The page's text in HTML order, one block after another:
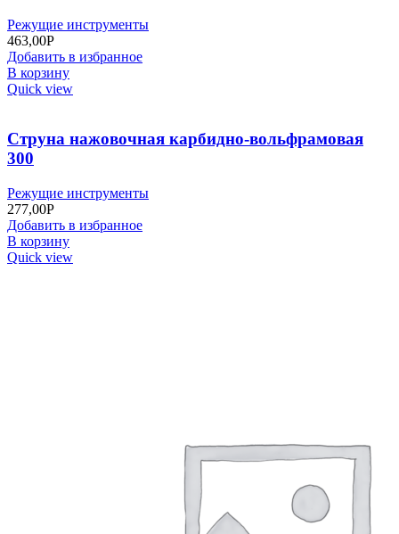
Режущие инструменты
463,00Р
Добавить в избранное
В корзину
Quick view
Струна нажовочная карбидно-вольфрамовая
300
Режущие инструменты
277,00Р
Добавить в избранное
В корзину
Quick view